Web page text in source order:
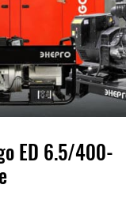
ED 6.5/400-